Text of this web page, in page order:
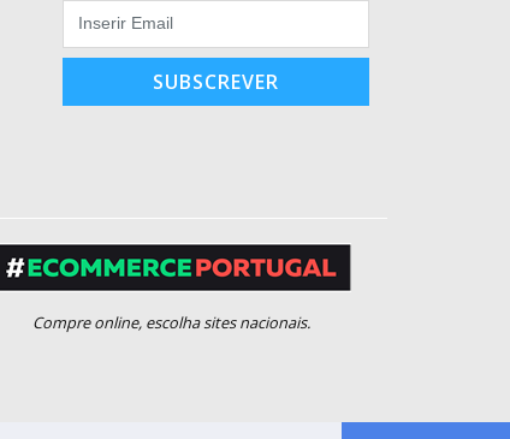
SUBSCREVER
Compre online, escolha sites nacionais.